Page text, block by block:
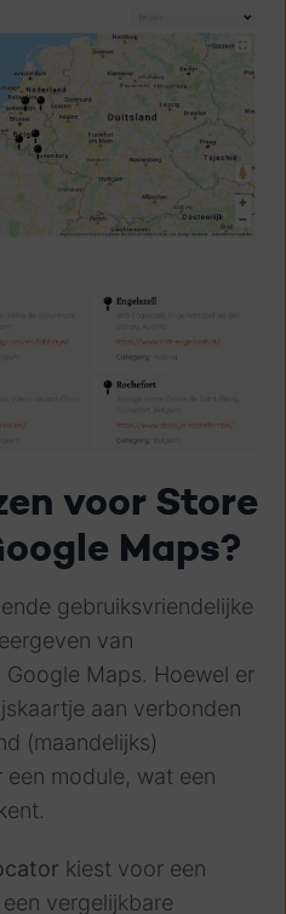
voor Store
Maps?
gebruiksvriendelijke
van
Maps. Hoewel er
aan verbonden
(maandelijks)
module, wat een
kiest voor een
vergelijkbare